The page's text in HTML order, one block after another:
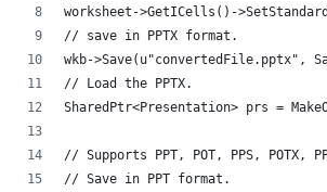
worksheet->GetICells()-
// save in PPTX format.
wkb->Save(u"convertedFile.pptx",
// Load the PPTX.
SharedPtr<Presentation> prs =
// Supports PPT, POT, PPS, POTX,
// Save in PPT format.